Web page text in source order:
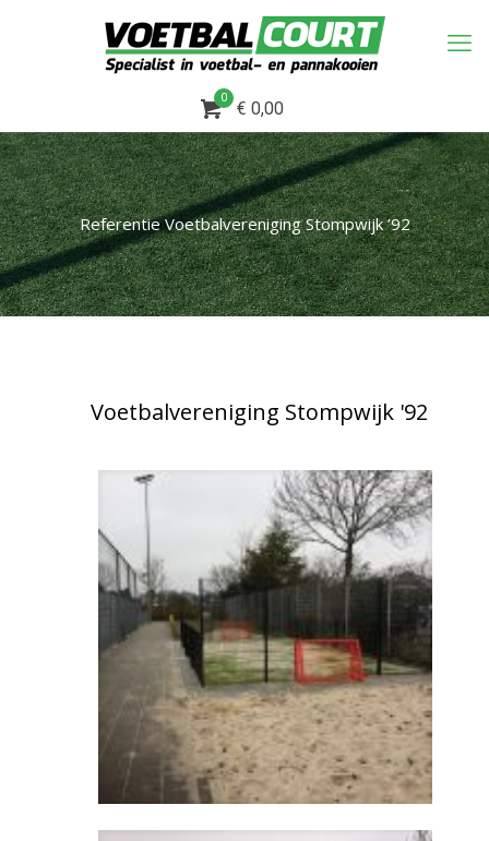
0
€ 0,00
Referentie Voetbalvereniging Stompwijk ’92
Voetbalvereniging Stompwijk '92